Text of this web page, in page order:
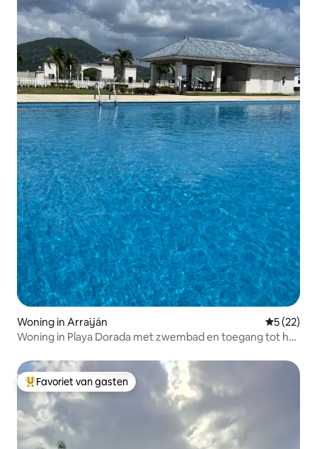
Woning in Arraiján
5 (22)
Woning in Playa Dorada met zwembad en toegang tot het
Topfavoriet van gasten
Favoriet van gasten